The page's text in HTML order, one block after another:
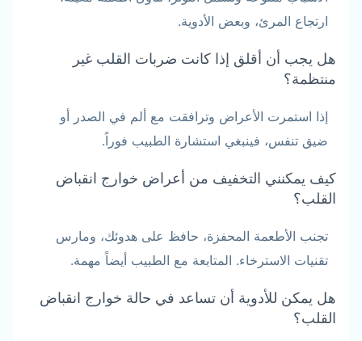
ارتجاع المرئ، وبعض الأدوية.
هل يجب أن أقلق إذا كانت ضربات القلب غير
منتظمة؟
إذا استمرت الأعراض وترافقت مع ألم في الصدر أو
ضيق تنفس، فينبغي استشارة الطبيب فوراً.
كيف يمكنني التخفيف من أعراض خوارج انقباض
القلب؟
تجنب الأطعمة المحفزة، حافظ على هدوئك، ومارس
تقنيات الاسترخاء. المتابعة مع الطبيب أيضاً مهمة.
هل يمكن للأدوية أن تساعد في حالة خوارج انقباض
القلب؟